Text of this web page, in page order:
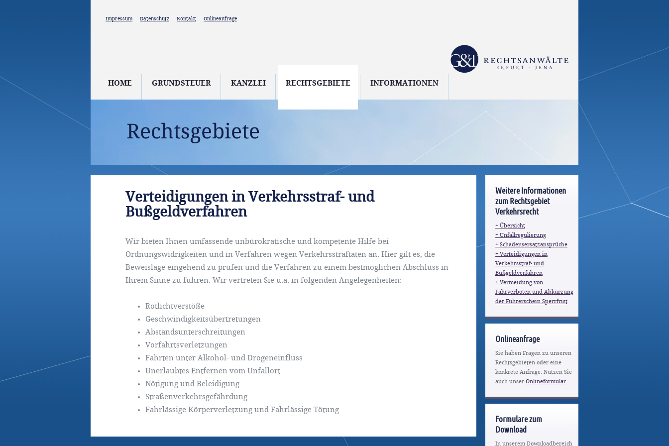
HOME GRUNDSTEUER KANZLEI RECHTSGEBIETE INFORMATIONEN
Impressum Datenschutz Kontakt Onlineanfrage
Verteidigungen in Verkehrsstraf- und
Bußgeldverfahren
Wir bieten Ihnen umfassende unbürokratische und kompetente Hilfe bei
Ordnungswidrigkeiten und in Verfahren wegen Verkehrsstraftaten an. Hier gilt es, die
Beweislage eingehend zu prüfen und die Verfahren zu einem bestmöglichen Abschluss in
Ihrem Sinne zu führen. Wir vertreten Sie u.a. in folgenden Angelegenheiten:
Rotlichtverstöße
Geschwindigkeitsübertretungen
Abstandsunterschreitungen
Vorfahrtsverletzungen
Fahrten unter Alkohol- und Drogeneinfluss
Unerlaubtes Entfernen vom Unfallort
Nötigung und Beleidigung
Straßenverkehrsgefährdung
Fahrlässige Körperverletzung und Fahrlässige Tötung
Weitere Informationen
zum Rechtsgebiet
Verkehrsrecht
+ Übersicht
+ Unfallregulierung
+ Schadensersatzansprüche
+ Verteidigungen in
Verkehrsstraf- und
Bußgeldverfahren
+ Vermeidung von
Fahrverboten und Abkürzung
der Führerschein Sperrfrist
Onlineanfrage
Sie haben Fragen zu unseren
Rechtsgebieten oder eine
konkrete Anfrage. Nutzen Sie
auch unser Onlineformular.
Formulare zum
Download
In unserem Downloadbereich